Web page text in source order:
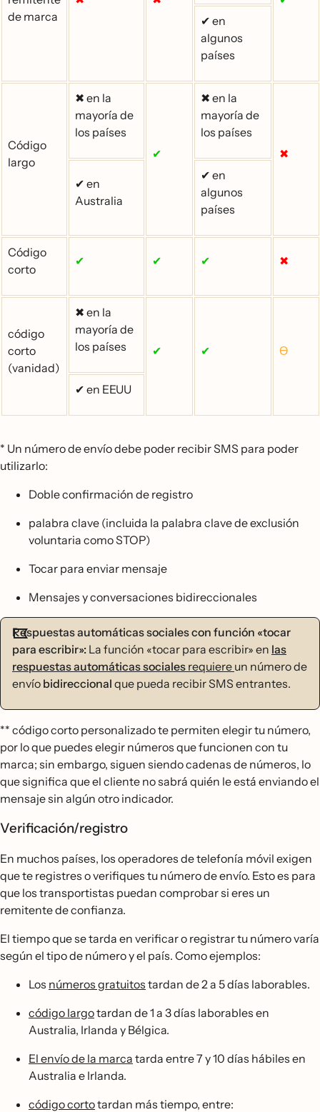
de marca
✔ en
algunos
países
Código
largo
✖ en la
mayoría de
los países
✔
✖ en la
mayoría de
los países
✖
✔ en
Australia
✔ en
algunos
países
Código
corto
✔ ✔ ✔ ✖
código
corto
(vanidad)
✖ en la
mayoría de
los países
✔ ✔ Ɵ
✔ en EEUU
* Un número de envío debe poder recibir SMS para poder
utilizarlo:
Doble confirmación de registro
palabra clave (incluida la palabra clave de exclusión
voluntaria como STOP)
Tocar para enviar mensaje
Mensajes y conversaciones bidireccionales
Respuestas automáticas sociales con función «tocar
para escribir»: La función «tocar para escribir» en las
respuestas automáticas sociales requiere un número de
envío bidireccional que pueda recibir SMS entrantes.
** código corto personalizado te permiten elegir tu número,
por lo que puedes elegir números que funcionen con tu
marca; sin embargo, siguen siendo cadenas de números, lo
que significa que el cliente no sabrá quién le está enviando el
mensaje sin algún otro indicador.
Verificación/registro
En muchos países, los operadores de telefonía móvil exigen
que te registres o verifiques tu número de envío. Esto es para
que los transportistas puedan comprobar si eres un
remitente de confianza.
El tiempo que se tarda en verificar o registrar tu número varía
según el tipo de número y el país. Como ejemplos:
Los números gratuitos tardan de 2 a 5 días laborables.
código largotardan de 1 a 3 días laborables en
Australia, Irlanda y Bélgica.
El envío de la marca tarda entre 7 y 10 días hábiles en
Australia e Irlanda.
código cortotardan más tiempo, entre: